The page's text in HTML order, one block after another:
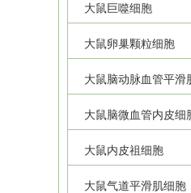
大鼠巨噬细胞
大鼠卵巢颗粒细胞
大鼠脑动脉血管平滑
大鼠脑微血管内皮细
大鼠内皮祖细胞
大鼠气道平滑肌细胞